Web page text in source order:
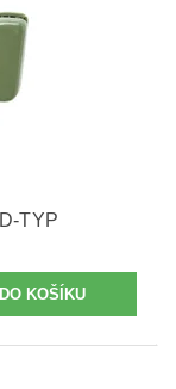
TYP